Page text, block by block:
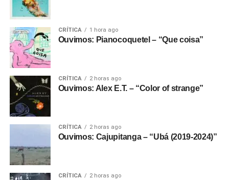
CRÍTICA 1 hora ago
Ouvimos: Pianocoquetel – “Que coisa”
CRÍTICA 2 horas ago
Ouvimos: Alex E.T. – “Color of strange”
CRÍTICA 2 horas ago
Ouvimos: Cajupitanga – “Ubá (2019-2024)”
CRÍTICA 2 horas ago